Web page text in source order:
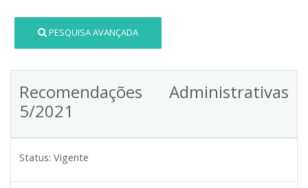
PESQUISA AVANÇADA
Recomendações Administrativas
5/2021
Status: Vigente